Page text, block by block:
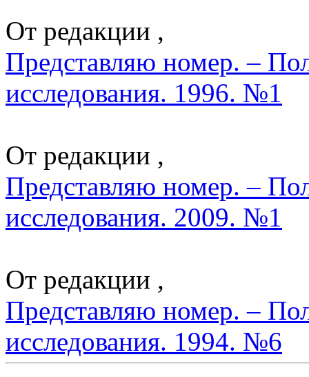
От редакции ,
Представляю номер. –
исследования. 1996. №1
От редакции ,
Представляю номер. –
исследования. 2009. №1
От редакции ,
Представляю номер. –
исследования. 1994. №6